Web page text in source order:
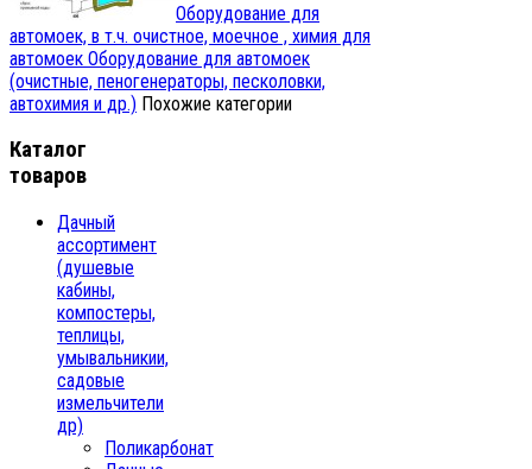
Oборудование для
автомоек, в т.ч. очистное, моечное , химия для
автомоек Oборудование для автомоек
(очистные, пеногенераторы, песколовки,
автохимия и др.) Похожие категории
Каталог
товаров
Дачный
ассортимент
(душевые
кабины,
компостеры,
теплицы,
умывальникии,
садовые
измельчители
др)
Поликарбонат